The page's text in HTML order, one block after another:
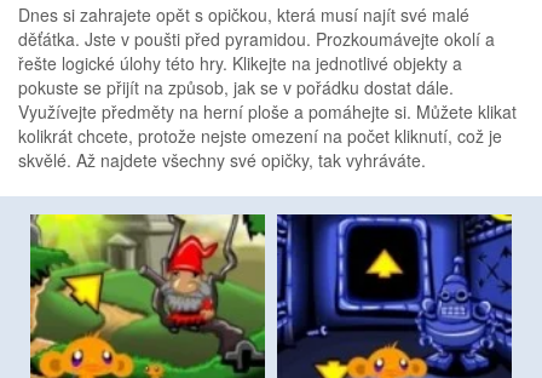
Dnes si zahrajete opět s opičkou, která musí najít své malé
děťátka. Jste v poušti před pyramidou. Prozkoumávejte okolí a
řešte logické úlohy této hry. Klikejte na jednotlivé objekty a
pokuste se přijít na způsob, jak se v pořádku dostat dále.
Využívejte předměty na herní ploše a pomáhejte si. Můžete klikat
kolikrát chcete, protože nejste omezení na počet kliknutí, což je
skvělé. Až najdete všechny své opičky, tak vyhráváte.